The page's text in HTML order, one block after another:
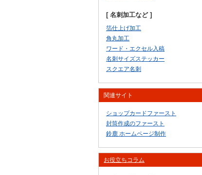
[ 名刺加工など ]
箔仕上げ加工
角丸加工
ワード・エクセル入稿
名刺サイズステッカー
スクエア名刺
関連サイト
ショップカードファースト
封筒作成のファースト
鈴鹿 ホームページ制作
お役立ちコラム